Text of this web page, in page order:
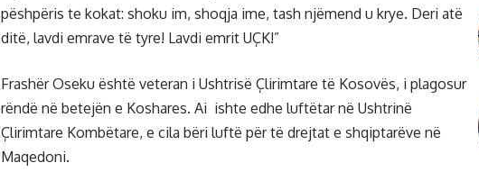
pëshpëris te kokat: shoku im, shoqja ime, tash njëmend u krye. Deri atë
ditë, lavdi emrave të tyre! Lavdi emrit UÇK!”
Frashër Oseku është veteran i Ushtrisë Çlirimtare të Kosovës, i plagosur
rëndë në betejën e Koshares. Ai ishte edhe luftëtar në Ushtrinë
Çlirimtare Kombëtare, e cila bëri luftë për të drejtat e shqiptarëve në
Maqedoni.